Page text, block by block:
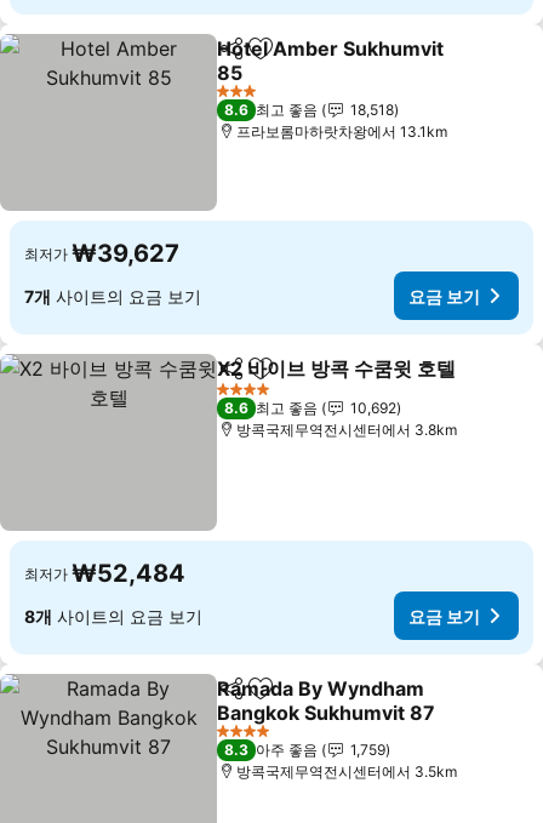
공유 즐겨찾기에 추가
Hotel Amber Sukhumvit
85
3 성급
8.6 최고 좋음
18,518
프라보롬마하랏차왕에서 13.1km
최저가 ₩39,627
7개 사이트의 요금 보기 요금 보기
공유 즐겨찾기에 추가
X2 바이브 방콕 수쿰윗 호텔
4 성급
8.6 최고 좋음
10,692
방콕국제무역전시센터에서 3.8km
최저가 ₩52,484
8개 사이트의 요금 보기 요금 보기
공유 즐겨찾기에 추가
Ramada By Wyndham
Bangkok Sukhumvit 87
4 성급
8.3 아주 좋음
1,759
방콕국제무역전시센터에서 3.5km